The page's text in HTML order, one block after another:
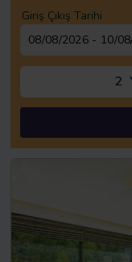
Giriş Çıkış Tarihi
2